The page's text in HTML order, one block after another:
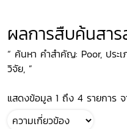
ผลการสืบค้นสา
“ ค้นหา คำสำคัญ: Poor, ประ
วิจัย, ”
แสดงข้อมูล 1 ถึง 4 รายการ